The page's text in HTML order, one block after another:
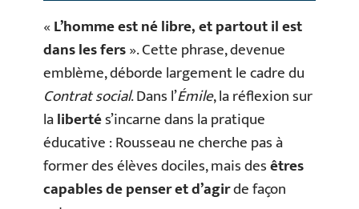
«L’homme est né libre, et partout il est
dans les fers». Cette phrase, devenue
emblème, déborde largement le cadre du
Contrat social. Dans l’Émile, la réflexion sur
lalibertés’incarne dans la pratique
éducative : Rousseau ne cherche pas à
former des élèves dociles, mais desêtres
capables de penser et d’agirde façon